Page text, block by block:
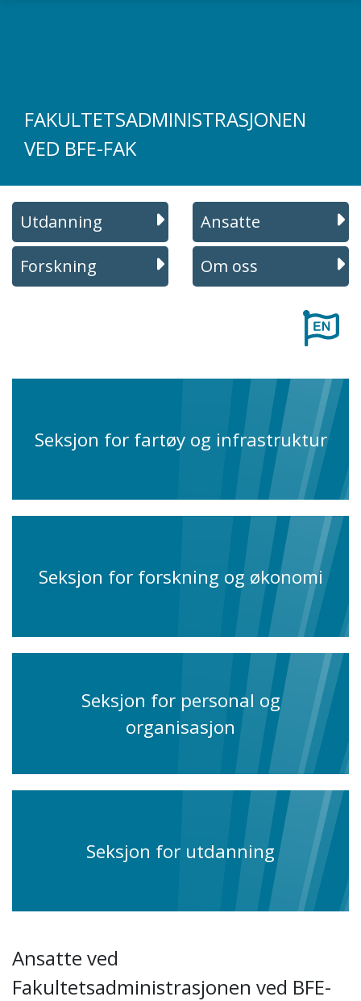
FAKULTETSADMINISTRASJONEN
VED BFE-FAK
Utdanning Ansatte
Forskning Om oss
Seksjon for fartøy og infrastruktur
Seksjon for forskning og økonomi
Seksjon for personal og
organisasjon
Seksjon for utdanning
Ansatte ved
Fakultetsadministrasjonen ved BFE-